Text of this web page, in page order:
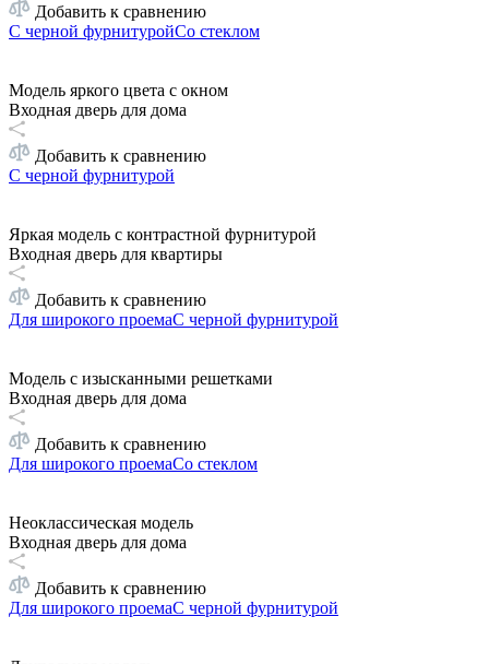
Добавить к сравнению
С черной фурнитуройСо стеклом
Модель яркого цвета с окном
Входная дверь для дома
Добавить к сравнению
С черной фурнитурой
Яркая модель с контрастной фурнитурой
Входная дверь для квартиры
Добавить к сравнению
Для широкого проемаС черной фурнитурой
Модель с изысканными решетками
Входная дверь для дома
Добавить к сравнению
Для широкого проемаСо стеклом
Неоклассическая модель
Входная дверь для дома
Добавить к сравнению
Для широкого проемаС черной фурнитурой